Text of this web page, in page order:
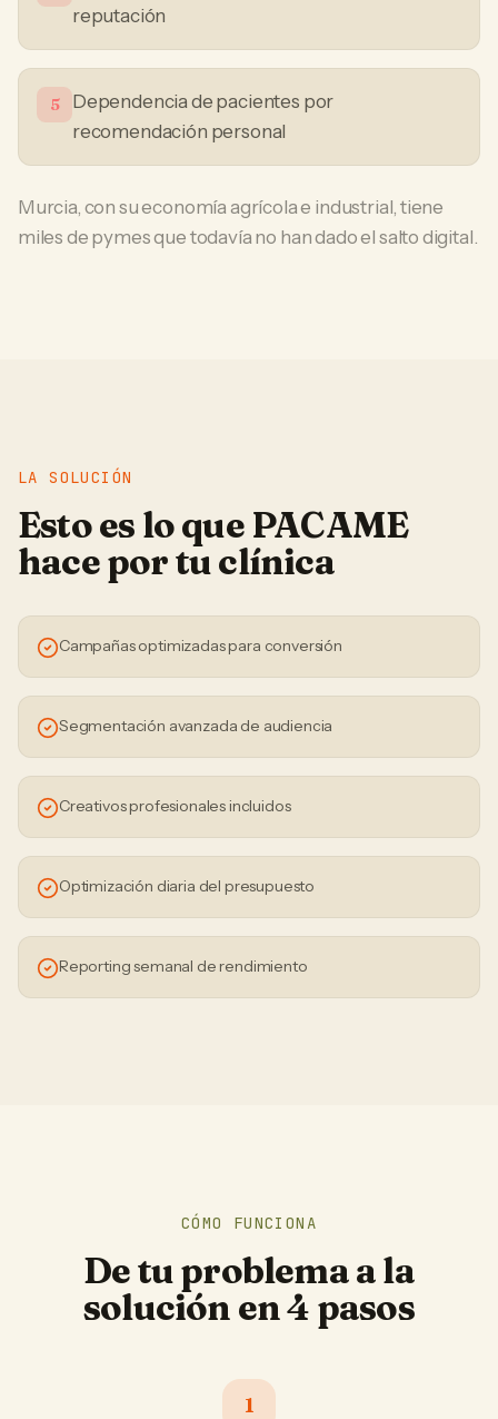
reputación
5
Dependencia de pacientes por
recomendación personal
Murcia, con su economía agrícola e industrial, tiene
miles de pymes que todavía no han dado el salto digital.
LA SOLUCIÓN
Esto es lo que PACAME
hace por tuclínica
Campañas optimizadas para conversión
Segmentación avanzada de audiencia
Creativos profesionales incluidos
Optimización diaria del presupuesto
Reporting semanal de rendimiento
CÓMO FUNCIONA
De tu problema a la
solución en 4 pasos
1